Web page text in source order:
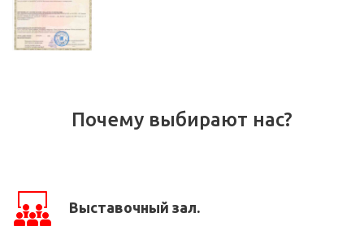
Почему выбирают нас?
Выставочный зал.